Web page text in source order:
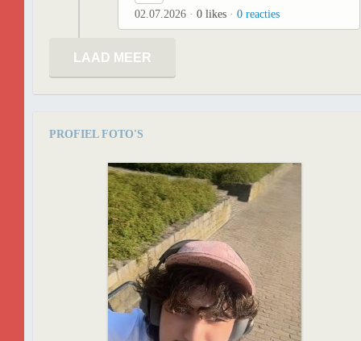
02.07.2026 0 likes 0 reacties
LAAD MEER
PROFIEL FOTO'S